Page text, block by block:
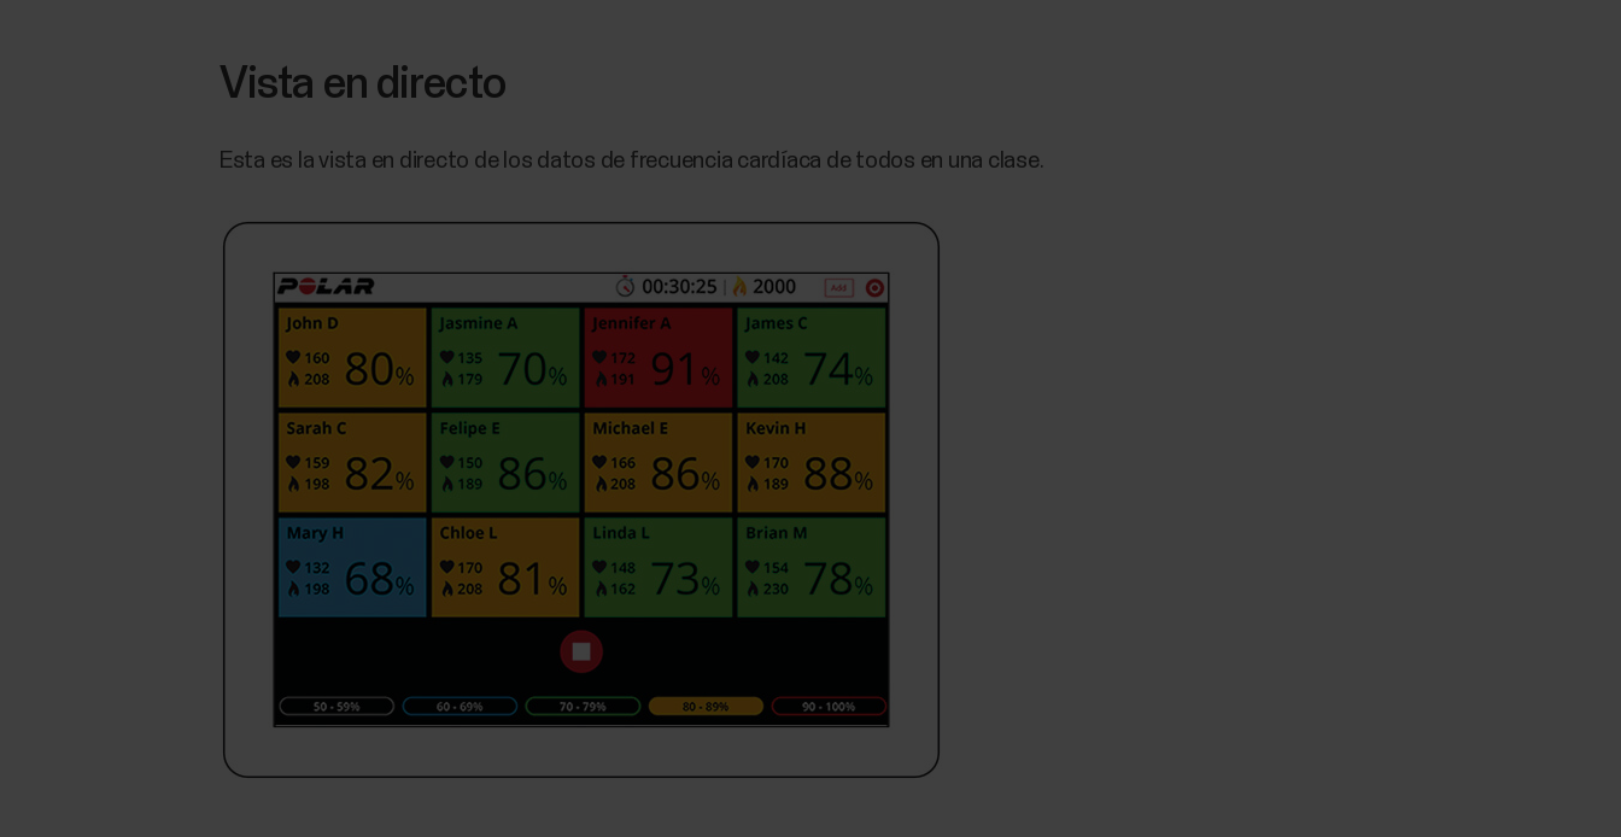
Vista en directo
Esta es la vista en directo de los datos de frecuencia cardíaca de todos en una clase.